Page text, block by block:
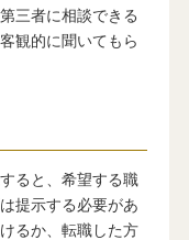
三者に相談できる
観的に聞いてもら
ると、希望する職
提示する必要があ
るか、転職した方